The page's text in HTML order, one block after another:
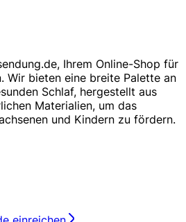
Ihrem Online-Shop für
Wir bieten eine breite Palette an
Schlaf, hergestellt aus
Materialien, um das
und Kindern zu fördern.